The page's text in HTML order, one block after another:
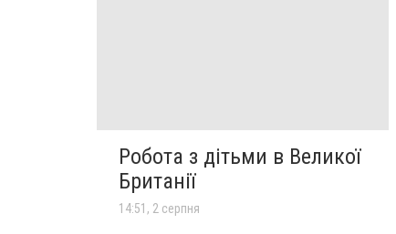
Робота з дітьми в Великої
Британії
14:51, 2 серпня